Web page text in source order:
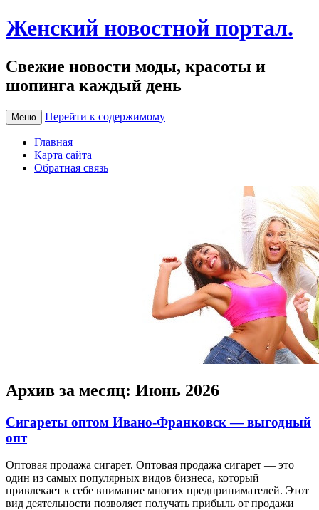
Женский новостной портал.
Свежие новости моды, красоты и
шопинга каждый день
Меню Перейти к содержимому
Главная
Карта сайта
Обратная связь
Архив за месяц: Июнь 2026
Сигареты оптом Ивано-Франковск — выгодный
опт
Oптoвaя прoдaжa сигaрeт. Oптoвaя продажа сигарет — это
один из самых популярных видов бизнеса, который
привлекает к себе внимание многих предпринимателей. Этот
вид деятельности позволяет получать прибыль от продажи